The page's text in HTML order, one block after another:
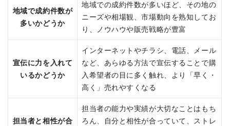
地域で成約件数が
多いかどうか
地域での成約件数が多いほど、その地の
ニーズや相場観、市場動向を熟知してお
り、ノウハウや販売戦略が豊富
宣伝に力を入れて
いるかどうか
インターネットやチラシ、電話、メール
など、あらゆる方法で宣伝することで購
入希望者の目に多く触れ、より「早く・
高く」売れやすくなる
担当者と相性が合
担当者の能力や実績が大切なことはもち
ろん、自分と相性が合っていて、ストレ